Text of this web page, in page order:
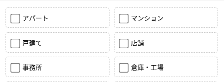
アパート マンション
戸建て 店舗
事務所 倉庫・工場